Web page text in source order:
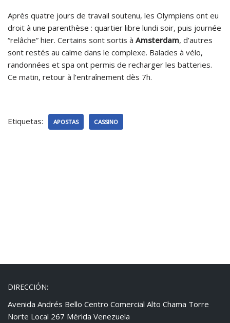
Après quatre jours de travail soutenu, les Olympiens ont eu
droit à une parenthèse : quartier libre lundi soir, puis journée
“relâche” hier. Certains sont sortis à Amsterdam, d’autres
sont restés au calme dans le complexe. Balades à vélo,
randonnées et spa ont permis de recharger les batteries.
Ce matin, retour à l’entraînement dès 7h.
Etiquetas: APOSTAS CASSINO
DIRECCIÓN:
Avenida Andrés Bello Centro Comercial Alto Chama Torre
Norte Local 267 Mérida Venezuela